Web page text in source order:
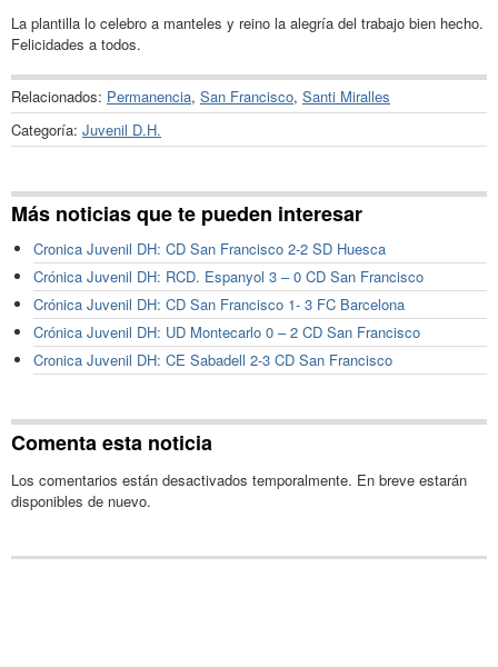
La plantilla lo celebro a manteles y reino la alegría del trabajo bien hecho.
Felicidades a todos.
Relacionados: Permanencia, San Francisco, Santi Miralles
Categoría: Juvenil D.H.
Más noticias que te pueden interesar
Cronica Juvenil DH: CD San Francisco 2-2 SD Huesca
Crónica Juvenil DH: RCD. Espanyol 3 – 0 CD San Francisco
Crónica Juvenil DH: CD San Francisco 1- 3 FC Barcelona
Crónica Juvenil DH: UD Montecarlo 0 – 2 CD San Francisco
Cronica Juvenil DH: CE Sabadell 2-3 CD San Francisco
Comenta esta noticia
Los comentarios están desactivados temporalmente. En breve estarán
disponibles de nuevo.